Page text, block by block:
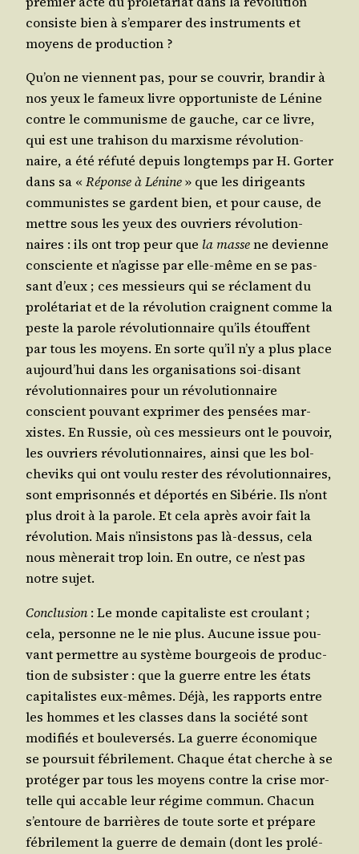
consiste bien à s’emparer des ins­tru­ments et
moyens de production ?
Qu’on ne viennent pas, pour se cou­vrir, bran­dir à
nos yeux le fameux livre oppor­tu­niste de Lénine
contre le com­mu­nisme de gauche, car ce livre,
qui est une tra­hi­son du mar­xisme révo­lu­tion­
naire, a été réfu­té depuis long­temps par H. Gor­ter
dans sa « Réponse à Lénine» que les diri­geants
com­mu­nistes se gardent bien, et pour cause, de
mettre sous les yeux des ouvriers révo­lu­tion­
naires : ils ont trop peur que la massene devienne
consciente et n’a­gisse par elle-même en se pas­
sant d’eux ; ces mes­sieurs qui se réclament du
pro­lé­ta­riat et de la révo­lu­tion craignent comme la
peste la parole révo­lu­tion­naire qu’ils étouffent
par tous les moyens. En sorte qu’il n’y a plus place
aujourd’­hui dans les orga­ni­sa­tions soi-disant
révo­lu­tion­naires pour un révo­lu­tion­naire
conscient pou­vant expri­mer des pen­sées mar­
xistes. En Rus­sie, où ces mes­sieurs ont le pou­voir,
les ouvriers révo­lu­tion­naires, ain­si que les bol­
che­viks qui ont vou­lu res­ter des révo­lu­tion­naires,
sont empri­son­nés et dépor­tés en Sibé­rie. Ils n’ont
plus droit à la parole. Et cela après avoir fait la
révo­lu­tion. Mais n’in­sis­tons pas là-des­sus, cela
nous mène­rait trop loin. En outre, ce n’est pas
notre sujet.
Conclu­sion : Le monde capi­ta­liste est crou­lant ;
cela, per­sonne ne le nie plus. Aucune issue pou­
vant per­mettre au sys­tème bour­geois de pro­duc­
tion de sub­sis­ter : que la guerre entre les états
capi­ta­listes eux-mêmes. Déjà, les rap­ports entre
les hommes et les classes dans la socié­té sont
modi­fiés et bou­le­ver­sés. La guerre éco­no­mique
se pour­suit fébri­le­ment. Chaque état cherche à se
pro­té­ger par tous les moyens contre la crise mor­
telle qui accable leur régime com­mun. Cha­cun
s’en­toure de bar­rières de toute sorte et pré­pare
fébri­le­ment la guerre de demain (dont les pro­lé­